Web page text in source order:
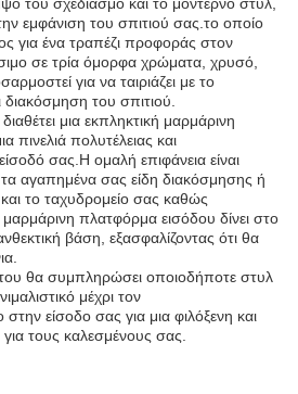
εμφάνιση του σπιτιού σας.το οποίο
για ένα τραπέζι προφοράς στον
σε τρία όμορφα χρώματα, χρυσό,
για να ταιριάζει με το
του σπιτιού.
μια εκπληκτική μαρμάρινη
πινελιά πολυτέλειας και
σας.Η ομαλή επιφάνεια είναι
τα αγαπημένα σας είδη διακόσμησης ή
και το ταχυδρομείο σας καθώς
πλατφόρμα εισόδου δίνει στο
βάση, εξασφαλίζοντας ότι θα
θα συμπληρώσει οποιοδήποτε στυλ
μέχρι τον
στην είσοδο σας για μια φιλόξενη και
τους καλεσμένους σας.